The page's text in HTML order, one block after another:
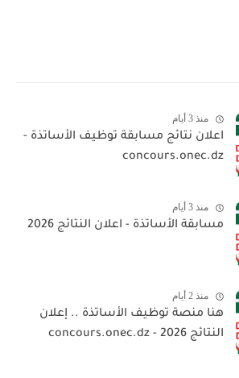
منذ 3 أيام
اعلان نتائج مسابقة توظيف الأساتذة -
concours.onec.dz
منذ 3 أيام
مسابقة الأساتذة - اعلان النتائج 2026
منذ 2 أيام
هنا منصة توظيف الأساتذة .. إعلان
النتائج 2026 - concours.onec.dz